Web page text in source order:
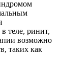
теле, ринит,
возможно
таких как